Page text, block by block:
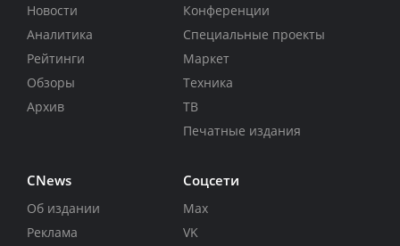
Новости
Аналитика
Рейтинги
Обзоры
Архив
Конференции
Специальные проекты
Маркет
Техника
ТВ
Печатные издания
CNews
Об издании
Реклама
Соцсети
Max
VK